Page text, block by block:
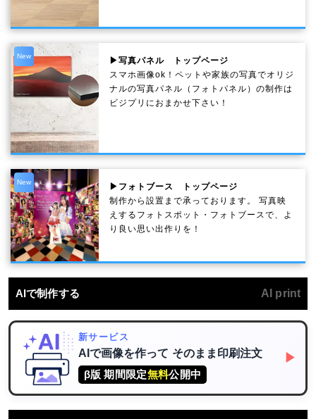
New
▶写真パネル トップページ
スマホ画像ok！ペットや家族の写真でオリジ
ナルの写真パネル（フォトパネル）の制作は
ビジプリにおまかせ下さい！
New
▶フォトブース トップページ
制作から設置まで承っております。 写真映
えするフォトスポット・フォトブースで、よ
り良い思い出作りを！
AIで制作する AI print
新サービス
AIで画像を作って そのまま印刷注文
β版 期間限定無料公開中
▶